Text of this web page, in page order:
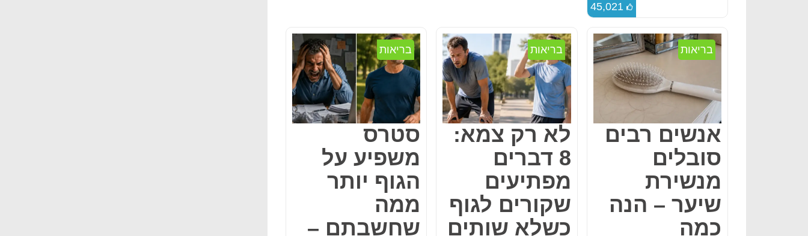
45,021
בריאות
אנשים רבים
סובלים
מנשירת
שיער – הנה
כמה
בריאות
לא רק צמא:
8 דברים
מפתיעים
שקורים לגוף
כשלא שותים
בריאות
סטרס
משפיע על
הגוף יותר
ממה
שחשבתם –